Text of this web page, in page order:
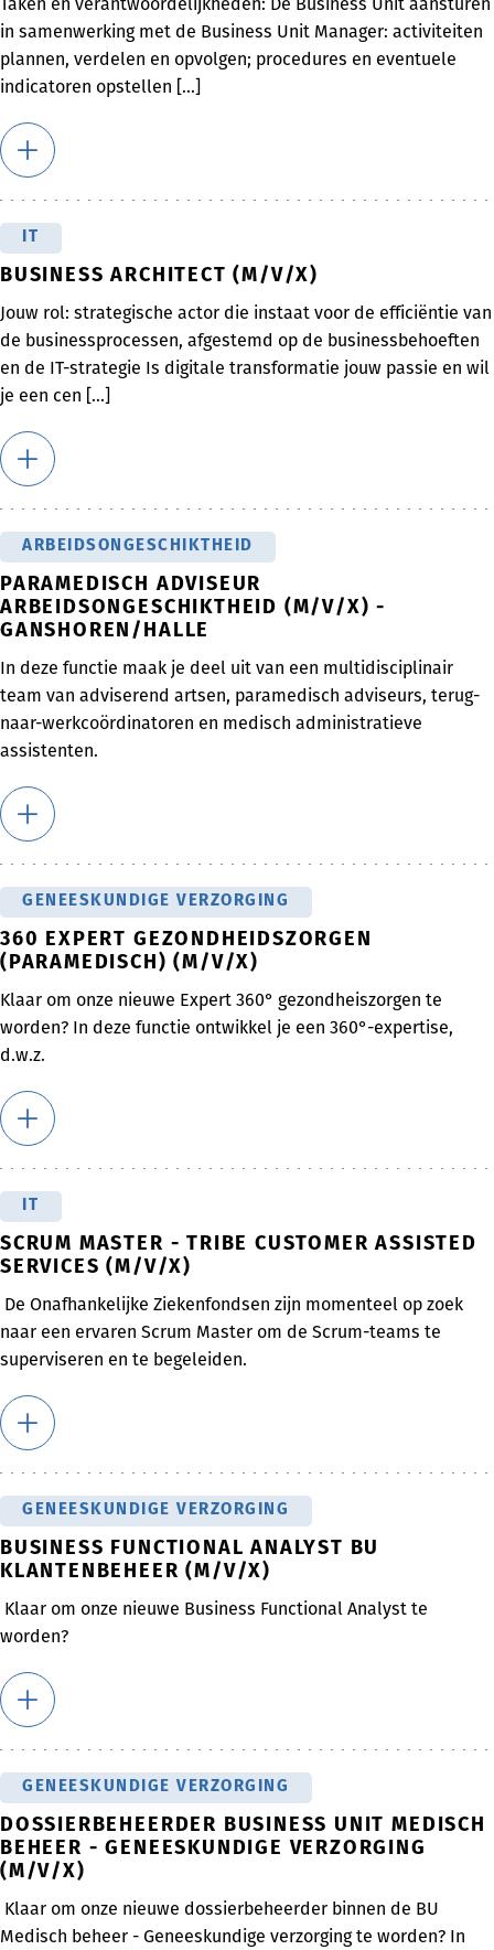
in samenwerking met de Business Unit Manager: activiteiten
plannen, verdelen en opvolgen; procedures en eventuele
indicatoren opstellen [...]
BUSINESS ARCHITECT (M/V/X)
Jouw rol: strategische actor die instaat voor de efficiëntie van
de businessprocessen, afgestemd op de businessbehoeften
en de IT-strategie Is digitale transformatie jouw passie en wil
je een cen [...]
ARBEIDSONGESCHIKTHEID
PARAMEDISCH ADVISEUR
ARBEIDSONGESCHIKTHEID (M/V/X) -
GANSHOREN/HALLE
In deze functie maak je deel uit van een multidisciplinair
team van adviserend artsen, paramedisch adviseurs, terug-
naar-werkcoördinatoren en medisch administratieve
assistenten.
GENEESKUNDIGE VERZORGING
360 EXPERT GEZONDHEIDSZORGEN
(PARAMEDISCH) (M/V/X)
Klaar om onze nieuwe Expert 360° gezondheiszorgen te
worden? In deze functie ontwikkel je een 360°-expertise,
d.w.z.
SCRUM MASTER - TRIBE CUSTOMER ASSISTED
SERVICES (M/V/X)
De Onafhankelijke Ziekenfondsen zijn momenteel op zoek
naar een ervaren Scrum Master om de Scrum-teams te
superviseren en te begeleiden.
GENEESKUNDIGE VERZORGING
BUSINESS FUNCTIONAL ANALYST BU
KLANTENBEHEER (M/V/X)
Klaar om onze nieuwe Business Functional Analyst te
worden?
GENEESKUNDIGE VERZORGING
DOSSIERBEHEERDER BUSINESS UNIT MEDISCH
BEHEER - GENEESKUNDIGE VERZORGING
(M/V/X)
Klaar om onze nieuwe dossierbeheerder binnen de BU
Medisch beheer - Geneeskundige verzorging te worden? In